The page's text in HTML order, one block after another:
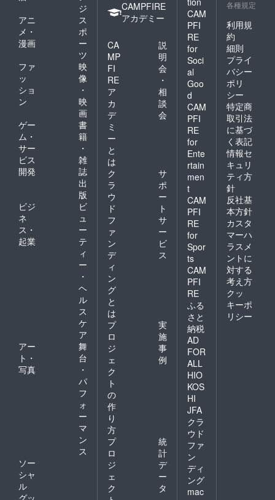
ジ
アニ
メ・
漫画
ス
ポ
ー
ツ
ファ
ッ
ショ
ン
映
像
・
映
画
ゲー
ム・
サー
ビス
開発
書
籍
・
雑
誌
出
版
ビジ
ネ
ス・
起業
ビ
ュ
ー
テ
ィ
ー
・
ヘ
ル
ス
ケ
ア
アー
ト・
写真
舞
台
・
パ
フ
ォ
ー
マ
ン
ス
ソー
シャ
ル
グッ
CAMPFIRE
アカデミー
CA
MP
FI
RE
ア
カ
デ
ミ
ー
と
は
説
明
会
・
相
談
会
ク
ラ
ウ
ド
フ
ァ
ン
デ
ィ
ン
グ
と
は
サ
ポ
ー
ト
サ
ー
ビ
ス
プ
ロ
ジ
ェ
ク
ト
の
作
り
方
実
施
事
例
プ
ロ
ジ
ェ
ク
統
計
デ
ー
タ
CAM
PFI
RE
for
Soci
al
Goo
d
CAM
PFI
RE
for
Ente
rtain
men
t
CAM
PFI
RE
for
Spor
ts
CAM
PFI
RE
ふる
さと
納税
AD
FOR
ALL
HIO
KOS
HI
JFA
クラ
ウド
ファ
ン
ディ
ング
mac
各種規定
利用規
約
細則
プライ
バシー
ポリ
シー
特定商
取引法
に基づ
く表記
情報セ
キュリ
ティ方
針
反社基
本方針
カスタ
マーハ
ラスメ
ントに
対する
考え方
クッ
キーポ
リシー